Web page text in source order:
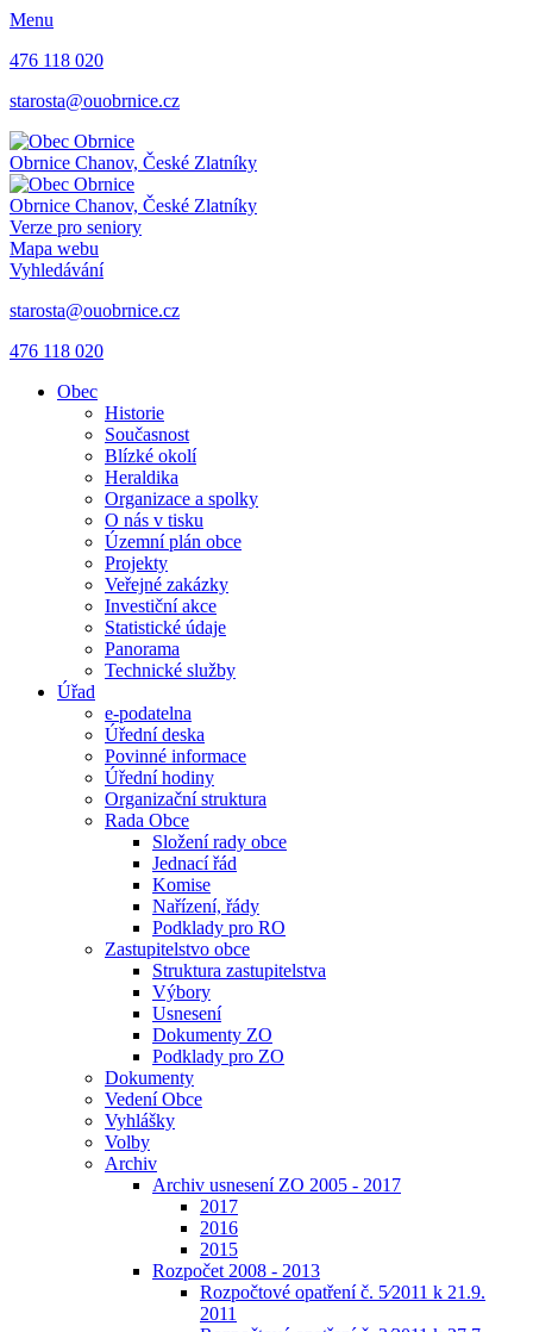
Menu
476 118 020
starosta@ouobrnice.cz
Obrnice Chanov, České Zlatníky
Obrnice Chanov, České Zlatníky
Verze pro seniory
Mapa webu
Vyhledávání
starosta@ouobrnice.cz
476 118 020
Obec
Historie
Současnost
Blízké okolí
Heraldika
Organizace a spolky
O nás v tisku
Územní plán obce
Projekty
Veřejné zakázky
Investiční akce
Statistické údaje
Panorama
Technické služby
Úřad
e-podatelna
Úřední deska
Povinné informace
Úřední hodiny
Organizační struktura
Rada Obce
Složení rady obce
Jednací řád
Komise
Nařízení, řády
Podklady pro RO
Zastupitelstvo obce
Struktura zastupitelstva
Výbory
Usnesení
Dokumenty ZO
Podklady pro ZO
Dokumenty
Vedení Obce
Vyhlášky
Volby
Archiv
Archiv usnesení ZO 2005 - 2017
2017
2016
2015
Rozpočet 2008 - 2013
Rozpočtové opatření č. 5⁄2011 k 21.9.
2011